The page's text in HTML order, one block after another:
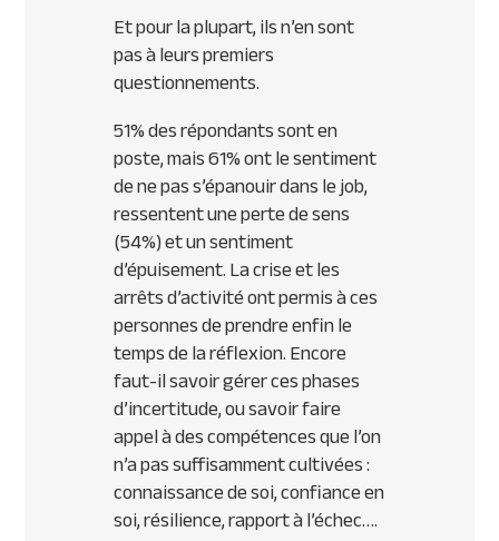
Et pour la plupart, ils n’en sont
pas à leurs premiers
questionnements.
51% des répondants sont en
poste, mais 61% ont le sentiment
de ne pas s’épanouir dans le job,
ressentent une perte de sens
(54%) et un sentiment
d’épuisement. La crise et les
arrêts d’activité ont permis à ces
personnes de prendre enfin le
temps de la réflexion. Encore
faut-il savoir gérer ces phases
d’incertitude, ou savoir faire
appel à des compétences que l’on
n’a pas suffisamment cultivées :
connaissance de soi, confiance en
soi, résilience, rapport à l’échec….